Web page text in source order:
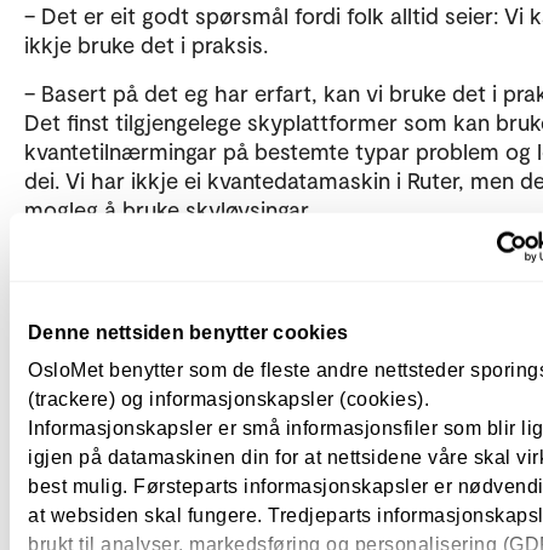
Denne nettsiden benytter cookies
OsloMet benytter som de fleste andre nettsteder
(trackere) og informasjonskapsler (cookies).
Informasjonskapsler er små informasjonsfiler som blir
igjen på datamaskinen din for at nettsidene våre skal
best mulig. Førsteparts informasjonskapsler er
at websiden skal fungere. Tredjeparts
brukt til analyser, markedsføring og personalisering
– Det er eit godt spørsmål fordi folk alltid seier: Vi
ikkje bruke det i praksis.
– Basert på det eg har erfart, kan vi bruke det i
Det finst tilgjengelege skyplattformer som kan
kvantetilnærmingar på bestemte typar problem og
dei. Vi har ikkje ei kvantedatamaskin i Ruter, men
mogleg å bruke skyløysingar.
– Korleis er interessa for prosjektet i Ruter?
– Det var stor interesse internt og eksternt. Internt
tilsette og leiarar som var begeistra for å kunne
implementere kvantetilnærmingar i den verkelege
og eksternt i ulike møte der dette vart teke opp.
– På det noverande stadiet eksperimenterer vi